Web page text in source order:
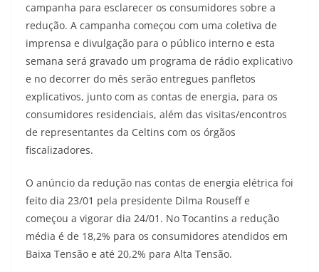
campanha para esclarecer os consumidores sobre a
redução. A campanha começou com uma coletiva de
imprensa e divulgação para o público interno e esta
semana será gravado um programa de rádio explicativo
e no decorrer do mês serão entregues panfletos
explicativos, junto com as contas de energia, para os
consumidores residenciais, além das visitas/encontros
de representantes da Celtins com os órgãos
fiscalizadores.
O anúncio da redução nas contas de energia elétrica foi
feito dia 23/01 pela presidente Dilma Rouseff e
começou a vigorar dia 24/01. No Tocantins a redução
média é de 18,2% para os consumidores atendidos em
Baixa Tensão e até 20,2% para Alta Tensão.